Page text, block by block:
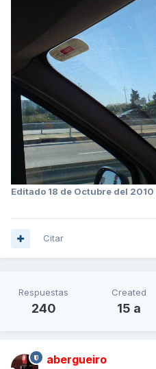
Editado 18 de Octubre del 2010
Citar
Respuestas
240
Created
15 a
abergueiro